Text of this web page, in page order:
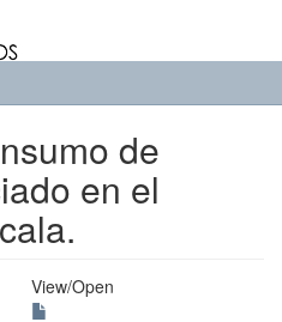
de
en el
View/Open